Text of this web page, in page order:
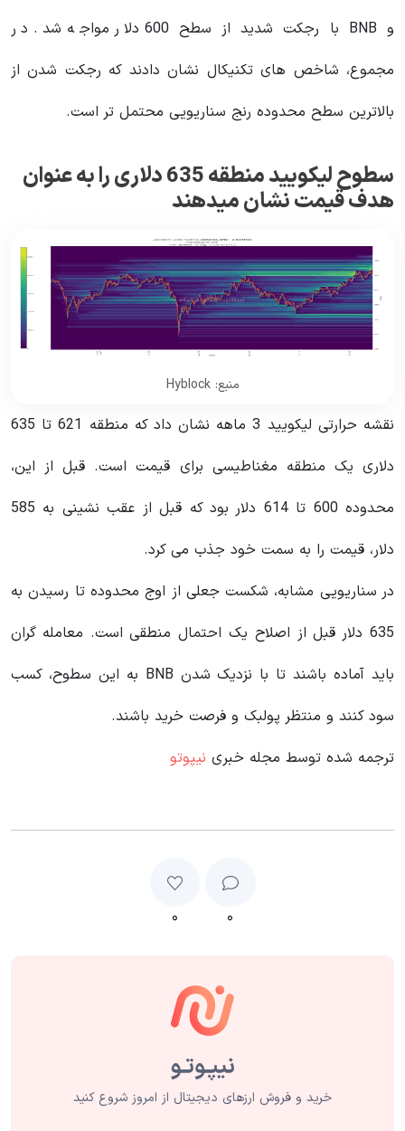
و BNB با رجکت شدید از سطح 600 دلار مواجه شد. در
مجموع، شاخص های تکنیکال نشان دادند که رجکت شدن از
بالاترین سطح محدوده رنج سناریویی محتمل تر است.
سطوح لیکویید منطقه 635 دلاری را به عنوان
هدف قیمت نشان میدهند
منبع: Hyblock
نقشه حرارتی لیکویید 3 ماهه نشان داد که منطقه 621 تا 635
دلاری یک منطقه مغناطیسی برای قیمت است. قبل از این،
محدوده 600 تا 614 دلار بود که قبل از عقب نشینی به 585
دلار، قیمت را به سمت خود جذب می کرد.
در سناریویی مشابه، شکست جعلی از اوج محدوده تا رسیدن به
635 دلار قبل از اصلاح یک احتمال منطقی است. معامله گران
باید آماده باشند تا با نزدیک شدن BNB به این سطوح، کسب
سود کنند و منتظر پولبک و فرصت خرید باشند.
ترجمه شده توسط مجله خبری نیپوتو
۰ ۰
خرید و فروش ارزهای دیجیتال از امروز شروع کنید